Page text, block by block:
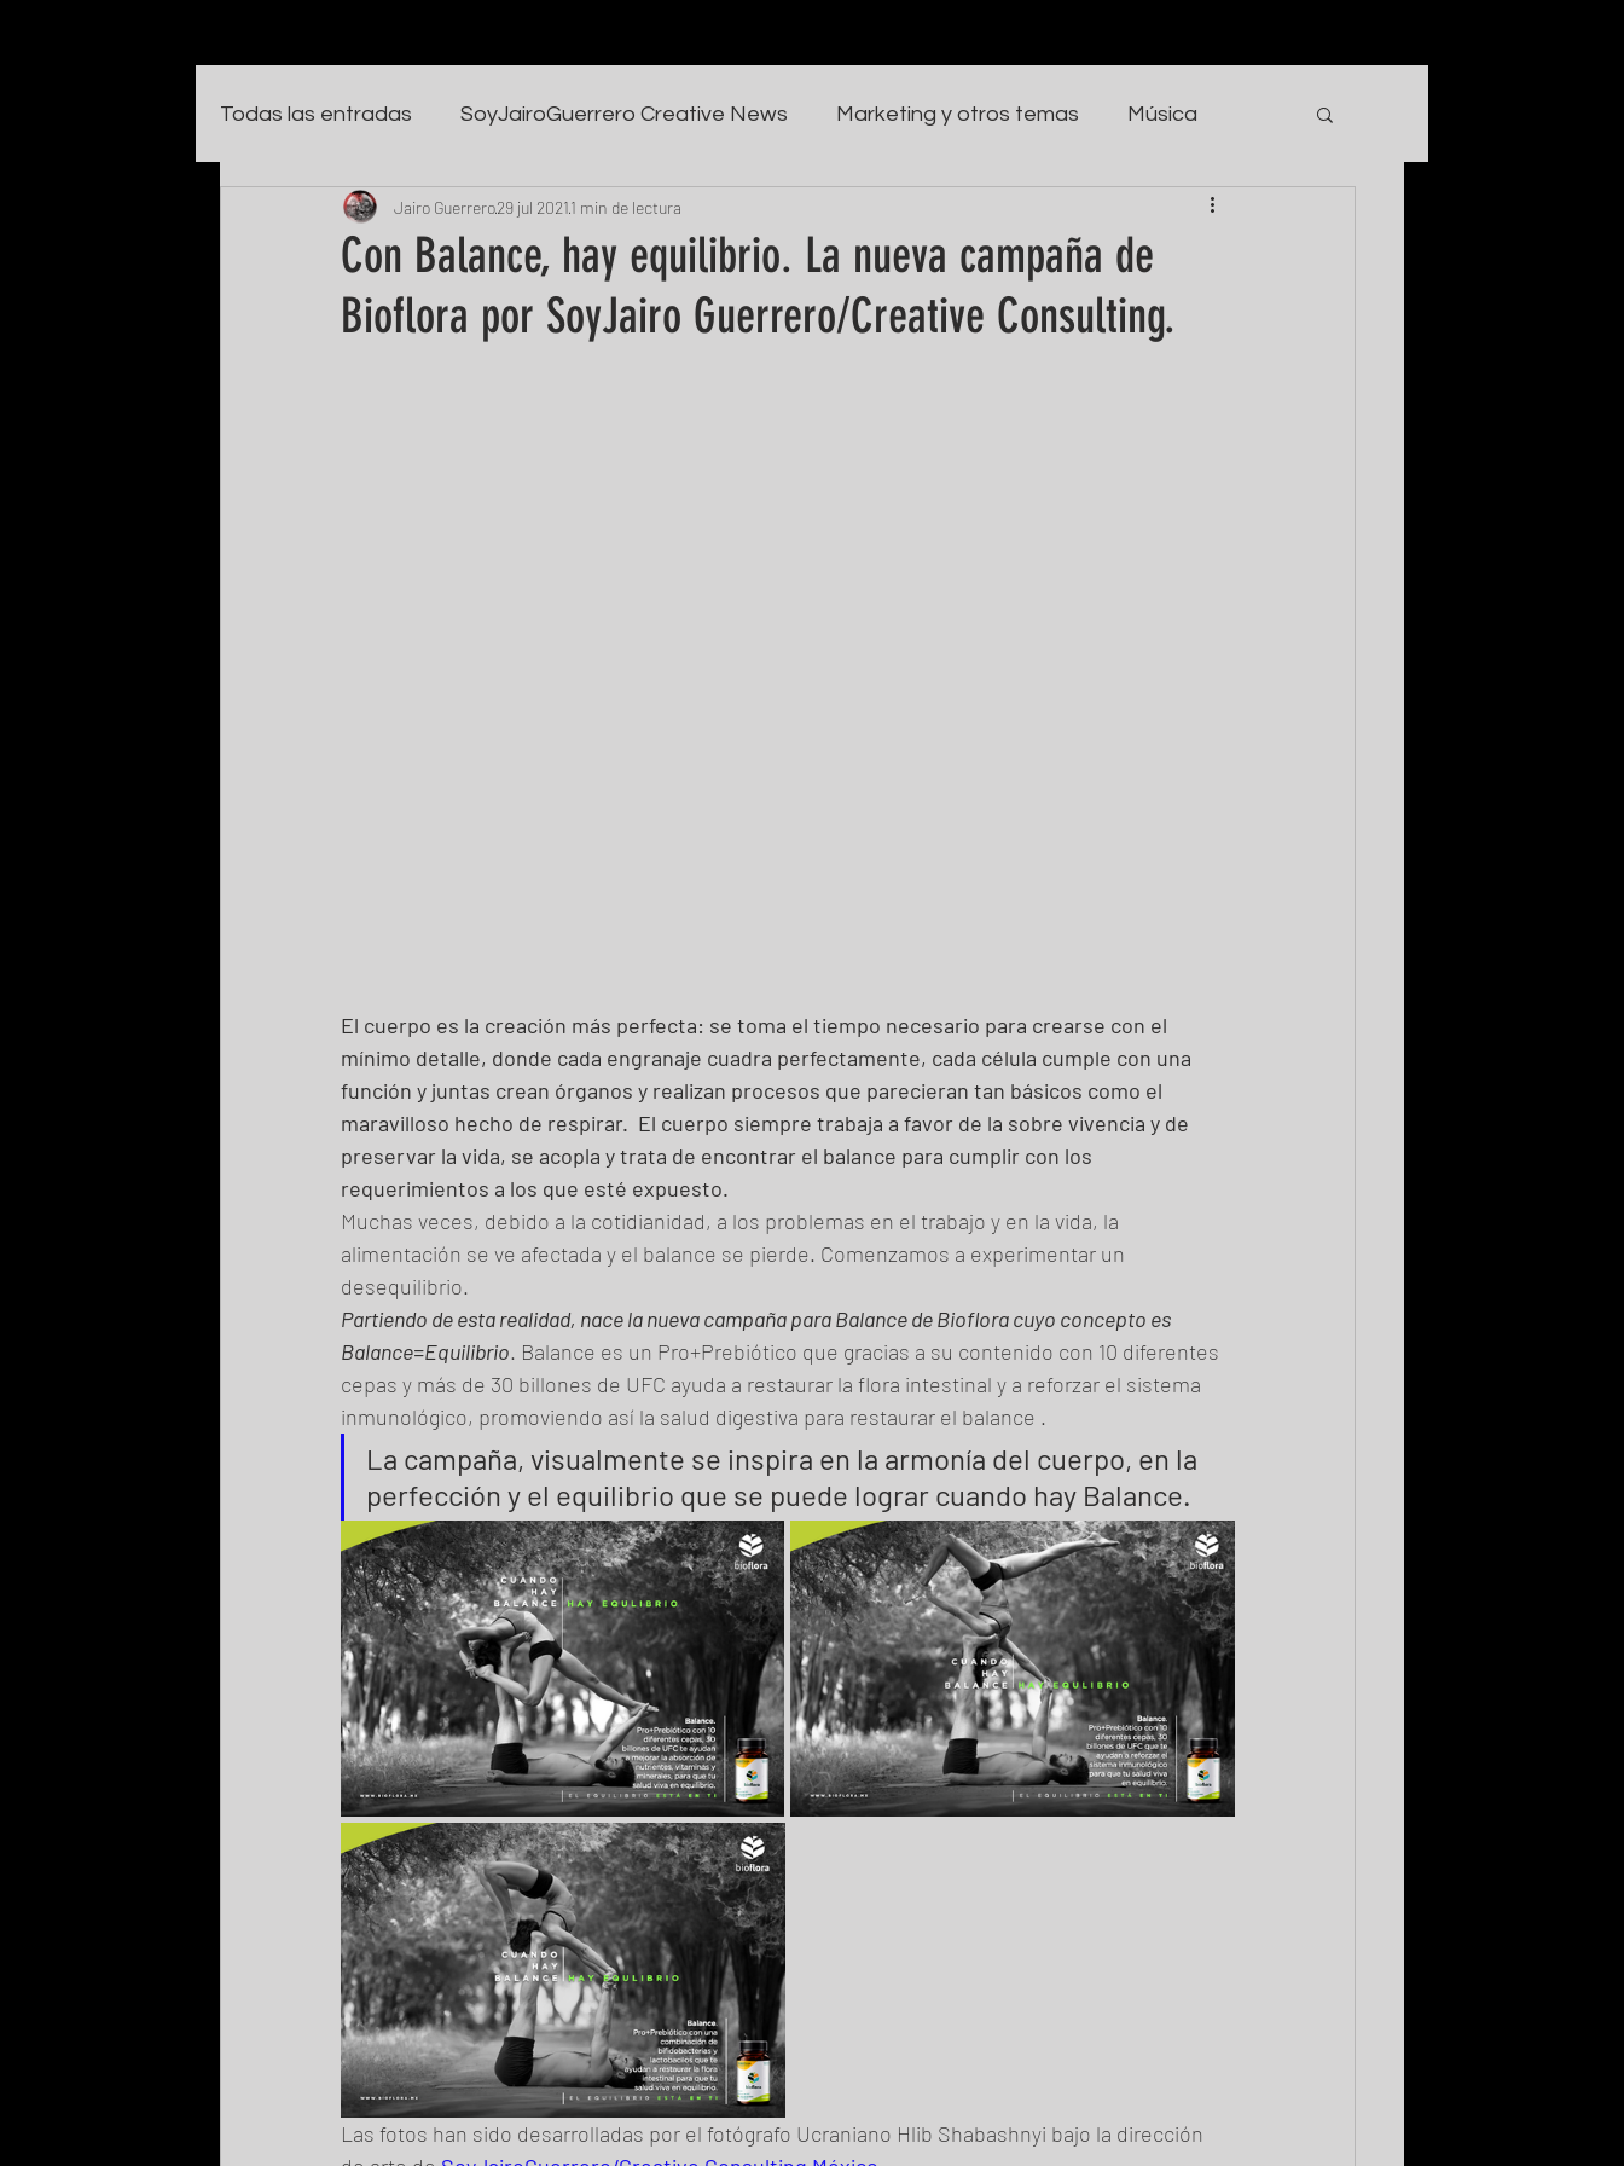
Todas las entradas SoyJairoGuerrero Creative News Marketing y otros temas Música
Con Balance, hay equilibrio. La nueva campaña de
Bioflora por SoyJairo Guerrero/Creative Consulting.
Jairo Guerrero29 jul 20211 min de lectura
El cuerpo es la creación más perfecta: se toma el tiempo necesario para crearse con el
mínimo detalle, donde cada engranaje cuadra perfectamente, cada célula cumple con una
función y juntas crean órganos y realizan procesos que parecieran tan básicos como el
maravilloso hecho de respirar.  El cuerpo siempre trabaja a favor de la sobre vivencia y de
preservar la vida, se acopla y trata de encontrar el balance para cumplir con los
requerimientos a los que esté expuesto.
Muchas veces, debido a la cotidianidad, a los problemas en el trabajo y en la vida, la
alimentación se ve afectada y el balance se pierde. Comenzamos a experimentar un
desequilibrio.
Partiendo de esta realidad, nace la nueva campaña para Balance de Bioflora cuyo concepto es
Balance=Equilibrio. Balance es un Pro+Prebiótico que gracias a su contenido con 10 diferentes
cepas y más de 30 billones de UFC ayuda a restaurar la flora intestinal y a reforzar el sistema
inmunológico, promoviendo así la salud digestiva para restaurar el balance .
La campaña, visualmente se inspira en la armonía del cuerpo, en la
perfección y el equilibrio que se puede lograr cuando hay Balance.
Las fotos han sido desarrolladas por el fotógrafo Ucraniano Hlib Shabashnyi bajo la dirección